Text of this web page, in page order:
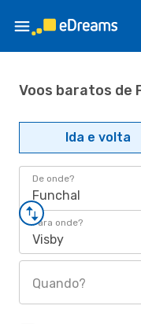
Voos baratos de
Ida e volta
De onde?
Funchal
Para onde?
Visby
Quando?